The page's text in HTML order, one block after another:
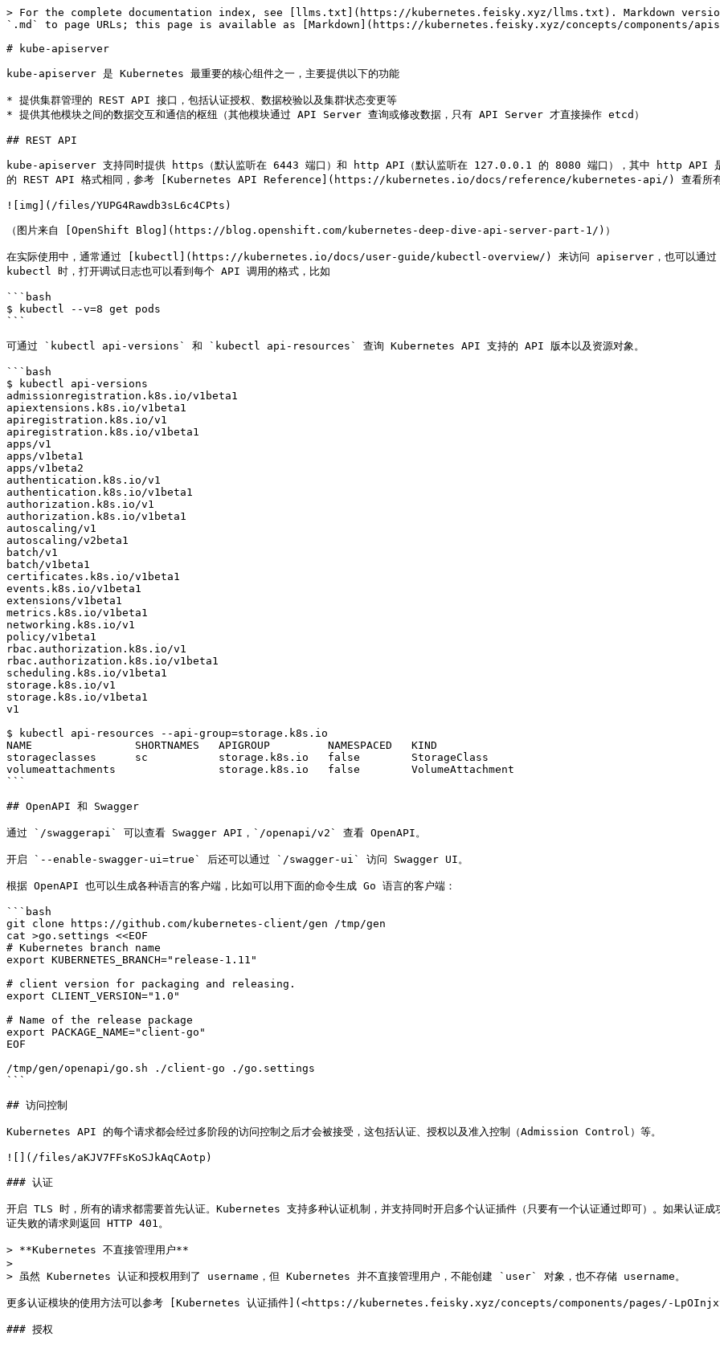
> For the complete documentation index, see [llms.txt](https://kubernetes.feisky.xyz/llms.txt). Markdown
`.md` to page URLs; this page is available as [Markdown](https://kubernetes.feisky.xyz/concepts/components/
# kube-apiserver
kube-apiserver 是 Kubernetes 最重要的核心组件之一，主要提供以下的功能
* 提供集群管理的 REST API 接口，包括认证授权、数据校验以及集群状态变更等
* 提供其他模块之间的数据交互和通信的枢纽（其他模块通过 API Server 查询或修改数据，只有 API Server 才直接操作 etcd）
## REST API
kube-apiserver 支持同时提供 https（默认监听在 6443 端口）和 http API（默认监听在 127.0.0.1 的 8080 端口），其中 http API 是非安
的 REST API 格式相同，参考 [Kubernetes API Reference](https://kubernetes.io/docs/reference/kubernetes-api/) 查看所有
![img](/files/YUPG4Rawdb3sL6c4CPts)
（图片来自 [OpenShift Blog](https://blog.openshift.com/kubernetes-deep-dive-api-server-part-1/)）
在实际使用中，通常通过 [kubectl](https://kubernetes.io/docs/user-guide/kubectl-overview/) 来访问 apiserver，也可以通过
kubectl 时，打开调试日志也可以看到每个 API 调用的格式，比如
```bash
$ kubectl --v=8 get pods
```
可通过 `kubectl api-versions` 和 `kubectl api-resources` 查询 Kubernetes API 支持的 API 版本以及资源对象。
```bash
$ kubectl api-versions
admissionregistration.k8s.io/v1beta1
apiextensions.k8s.io/v1beta1
apiregistration.k8s.io/v1
apiregistration.k8s.io/v1beta1
apps/v1
apps/v1beta1
apps/v1beta2
authentication.k8s.io/v1
authentication.k8s.io/v1beta1
authorization.k8s.io/v1
authorization.k8s.io/v1beta1
autoscaling/v1
autoscaling/v2beta1
batch/v1
batch/v1beta1
certificates.k8s.io/v1beta1
events.k8s.io/v1beta1
extensions/v1beta1
metrics.k8s.io/v1beta1
networking.k8s.io/v1
policy/v1beta1
rbac.authorization.k8s.io/v1
rbac.authorization.k8s.io/v1beta1
scheduling.k8s.io/v1beta1
storage.k8s.io/v1
storage.k8s.io/v1beta1
v1
$ kubectl api-resources --api-group=storage.k8s.io
NAME                SHORTNAMES   APIGROUP         NAMESPACED   KIND
storageclasses      sc           storage.k8s.io   false        StorageClass
volumeattachments                storage.k8s.io   false        VolumeAttachment
```
## OpenAPI 和 Swagger
通过 `/swaggerapi` 可以查看 Swagger API，`/openapi/v2` 查看 OpenAPI。
开启 `--enable-swagger-ui=true` 后还可以通过 `/swagger-ui` 访问 Swagger UI。
根据 OpenAPI 也可以生成各种语言的客户端，比如可以用下面的命令生成 Go 语言的客户端：
```bash
git clone https://github.com/kubernetes-client/gen /tmp/gen
cat >go.settings <<EOF
# Kubernetes branch name
export KUBERNETES_BRANCH="release-1.11"
# client version for packaging and releasing.
export CLIENT_VERSION="1.0"
# Name of the release package
export PACKAGE_NAME="client-go"
EOF
/tmp/gen/openapi/go.sh ./client-go ./go.settings
```
## 访问控制
Kubernetes API 的每个请求都会经过多阶段的访问控制之后才会被接受，这包括认证、授权以及准入控制（Admission Control）等。
![](/files/aKJV7FFsKoSJkAqCAotp)
### 认证
开启 TLS 时，所有的请求都需要首先认证。Kubernetes 支持多种认证机制，并支持同时开启多个认证插件（只要有一个认证通过即可）。如果认证
证失败的请求则返回 HTTP 401。
> **Kubernetes 不直接管理用户**
>
> 虽然 Kubernetes 认证和授权用到了 username，但 Kubernetes 并不直接管理用户，不能创建 `user` 对象，也不存储 username。
更多认证模块的使用方法可以参考 [Kubernetes 认证插件](<https://kubernetes.feisky.xyz/concepts/components/pages/-
### 授权